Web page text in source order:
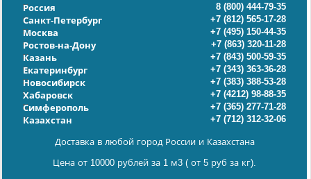
Россия
8 (800) 444-79-35
Санкт-Петербург
+7 (812) 565-17-28
Москва
+7 (495) 150-44-35
Ростов-на-Дону
+7 (863) 320-11-28
Казань
+7 (843) 500-59-35
Екатеринбург
+7 (343) 363-36-28
Новосибирск
+7 (383) 388-53-28
Хабаровск
+7 (4212) 98-88-35
Симферополь
+7 (365) 277-71-28
Казахстан
+7 (712) 312-32-06
Доставка в любой город России и Казахстана
Цена от 10000 рублей за 1 м3 ( от 5 руб за кг).